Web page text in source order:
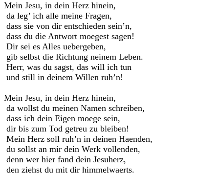
Mein Jesu, in dein Herz hinein,
da leg’ ich alle meine Fragen,
dass sie von dir entschieden sein’n,
dass du die Antwort moegest sagen!
Dir sei es Alles uebergeben,
gib selbst die Richtung neinem Leben.
Herr, was du sagst, das will ich tun
und still in deinem Willen ruh’n!
Mein Jesu, in dein Herz hinein,
da wollst du meinen Namen schreiben,
dass ich dein Eigen moege sein,
dir bis zum Tod getreu zu bleiben!
Mein Herz soll ruh’n in deinen Haenden,
du sollst an mir dein Werk vollenden,
denn wer hier fand dein Jesuherz,
den ziehst du mit dir himmelwaerts.